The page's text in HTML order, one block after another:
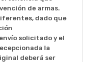
de armas.
dado que
solicitado y el
la
deberá ser